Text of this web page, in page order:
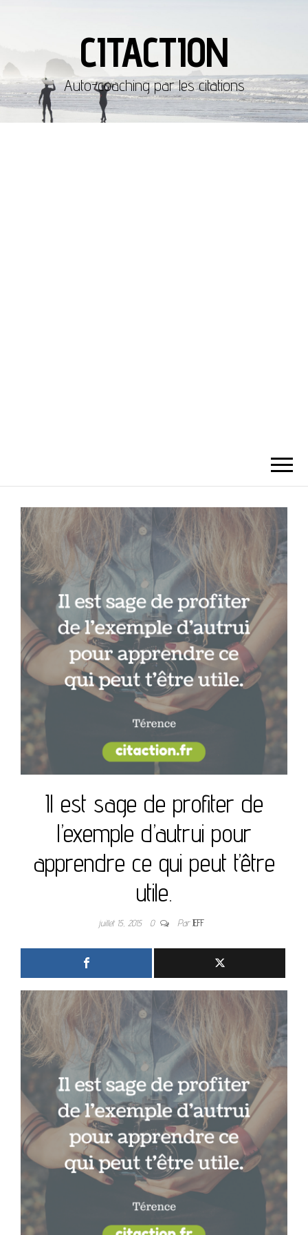
CITACTION
Auto-coaching par les citations
Il est sage de profiter de
l’exemple d’autrui pour
apprendre ce qui peut t’être
utile.
juillet 15, 2015 0 ParJEFF